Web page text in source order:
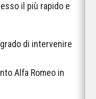
il più rapido e
di intervenire
Alfa Romeo in